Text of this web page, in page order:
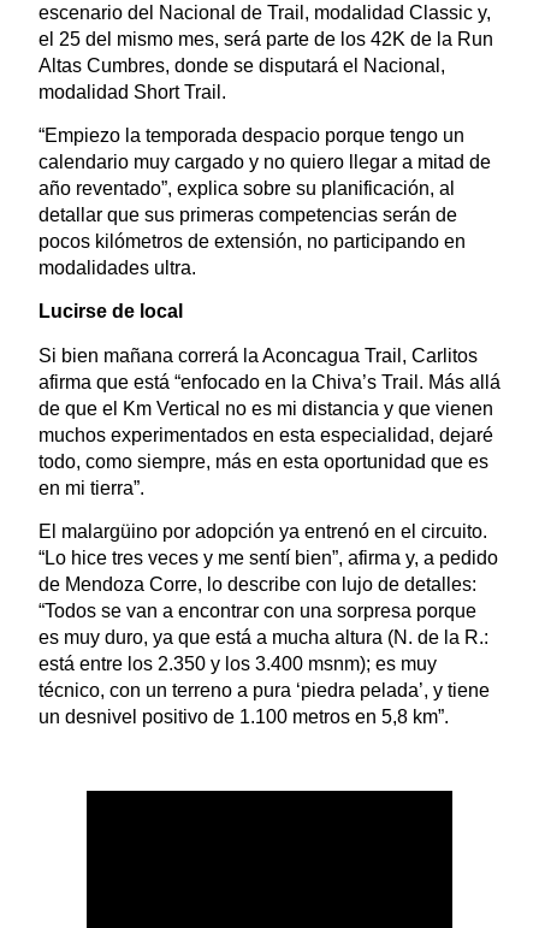
escenario del Nacional de Trail, modalidad Classic y,
el 25 del mismo mes, será parte de los 42K de la Run
Altas Cumbres, donde se disputará el Nacional,
modalidad Short Trail.
“Empiezo la temporada despacio porque tengo un
calendario muy cargado y no quiero llegar a mitad de
año reventado”, explica sobre su planificación, al
detallar que sus primeras competencias serán de
pocos kilómetros de extensión, no participando en
modalidades ultra.
Lucirse de local
Si bien mañana correrá la Aconcagua Trail, Carlitos
afirma que está “enfocado en la Chiva’s Trail. Más allá
de que el Km Vertical no es mi distancia y que vienen
muchos experimentados en esta especialidad, dejaré
todo, como siempre, más en esta oportunidad que es
en mi tierra”.
El malargüino por adopción ya entrenó en el circuito.
“Lo hice tres veces y me sentí bien”, afirma y, a pedido
de Mendoza Corre, lo describe con lujo de detalles:
“Todos se van a encontrar con una sorpresa porque
es muy duro, ya que está a mucha altura (N. de la R.:
está entre los 2.350 y los 3.400 msnm); es muy
técnico, con un terreno a pura ‘piedra pelada’, y tiene
un desnivel positivo de 1.100 metros en 5,8 km”.